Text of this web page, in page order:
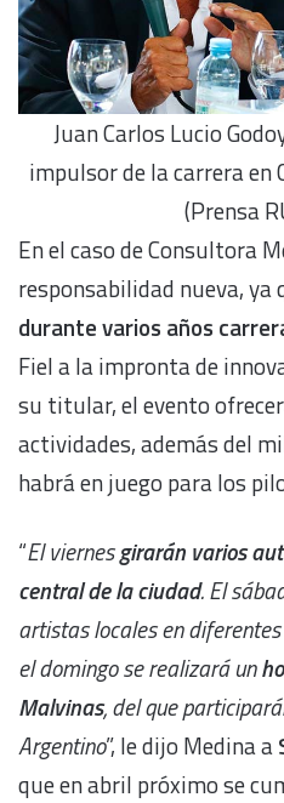
Juan Carlos Lucio
impulsor de la carrera en
(Prensa
En el caso de Consultora
responsabilidad nueva, ya
durante varios años
Fiel a la impronta de
su titular, el evento
actividades, además del
habrá en juego para los
“El viernesgirarán varios
central de la ciudad. El
artistas locales en
el domingo se realizará un
Malvinas, del que
Argentino”, le dijo Medina a
que en abril próximo se